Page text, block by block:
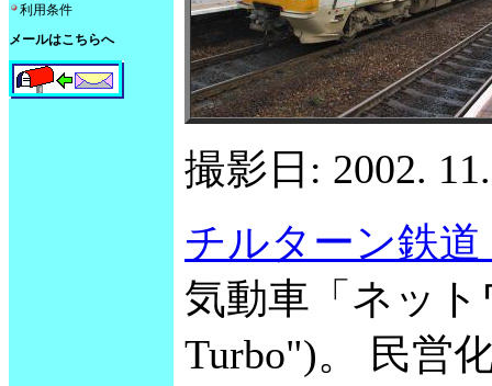
利用条件
メールはこちらへ
撮影日: 2002.
チルターン鉄道
気動車「ネッ
Turbo")。 民営